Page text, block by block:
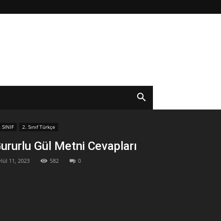
SINIF 2. Sınıf Türkçe
Gül Metni Cevapları
11, 2023 582 0